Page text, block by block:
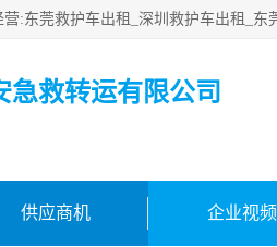
急救转运有限公司
供应商机 企业视频